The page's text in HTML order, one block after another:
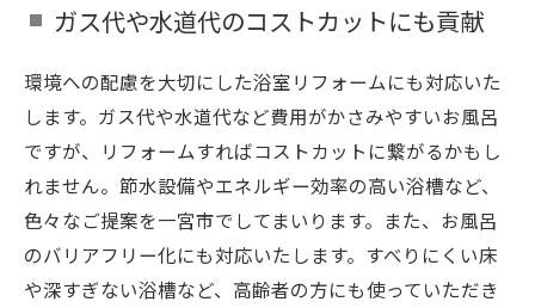
ガス代や水道代のコストカットにも貢献
環境への配慮を大切にした浴室リフォームにも対応いた
します。ガス代や水道代など費用がかさみやすいお風呂
ですが、リフォームすればコストカットに繋がるかもし
れません。節水設備やエネルギー効率の高い浴槽など、
色々なご提案を一宮市でしてまいります。また、お風呂
のバリアフリー化にも対応いたします。すべりにくい床
や深すぎない浴槽など、高齢者の方にも使っていただき